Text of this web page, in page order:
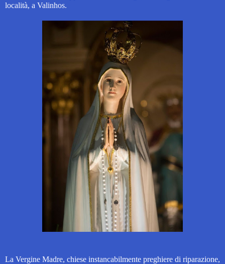
località, a Valinhos.
La Vergine Madre, chiese instancabilmente preghiere di riparazione,